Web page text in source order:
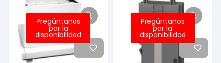
Pregúntanos
por la
disponibilidad
Pregúntanos
por la
disponibilidad